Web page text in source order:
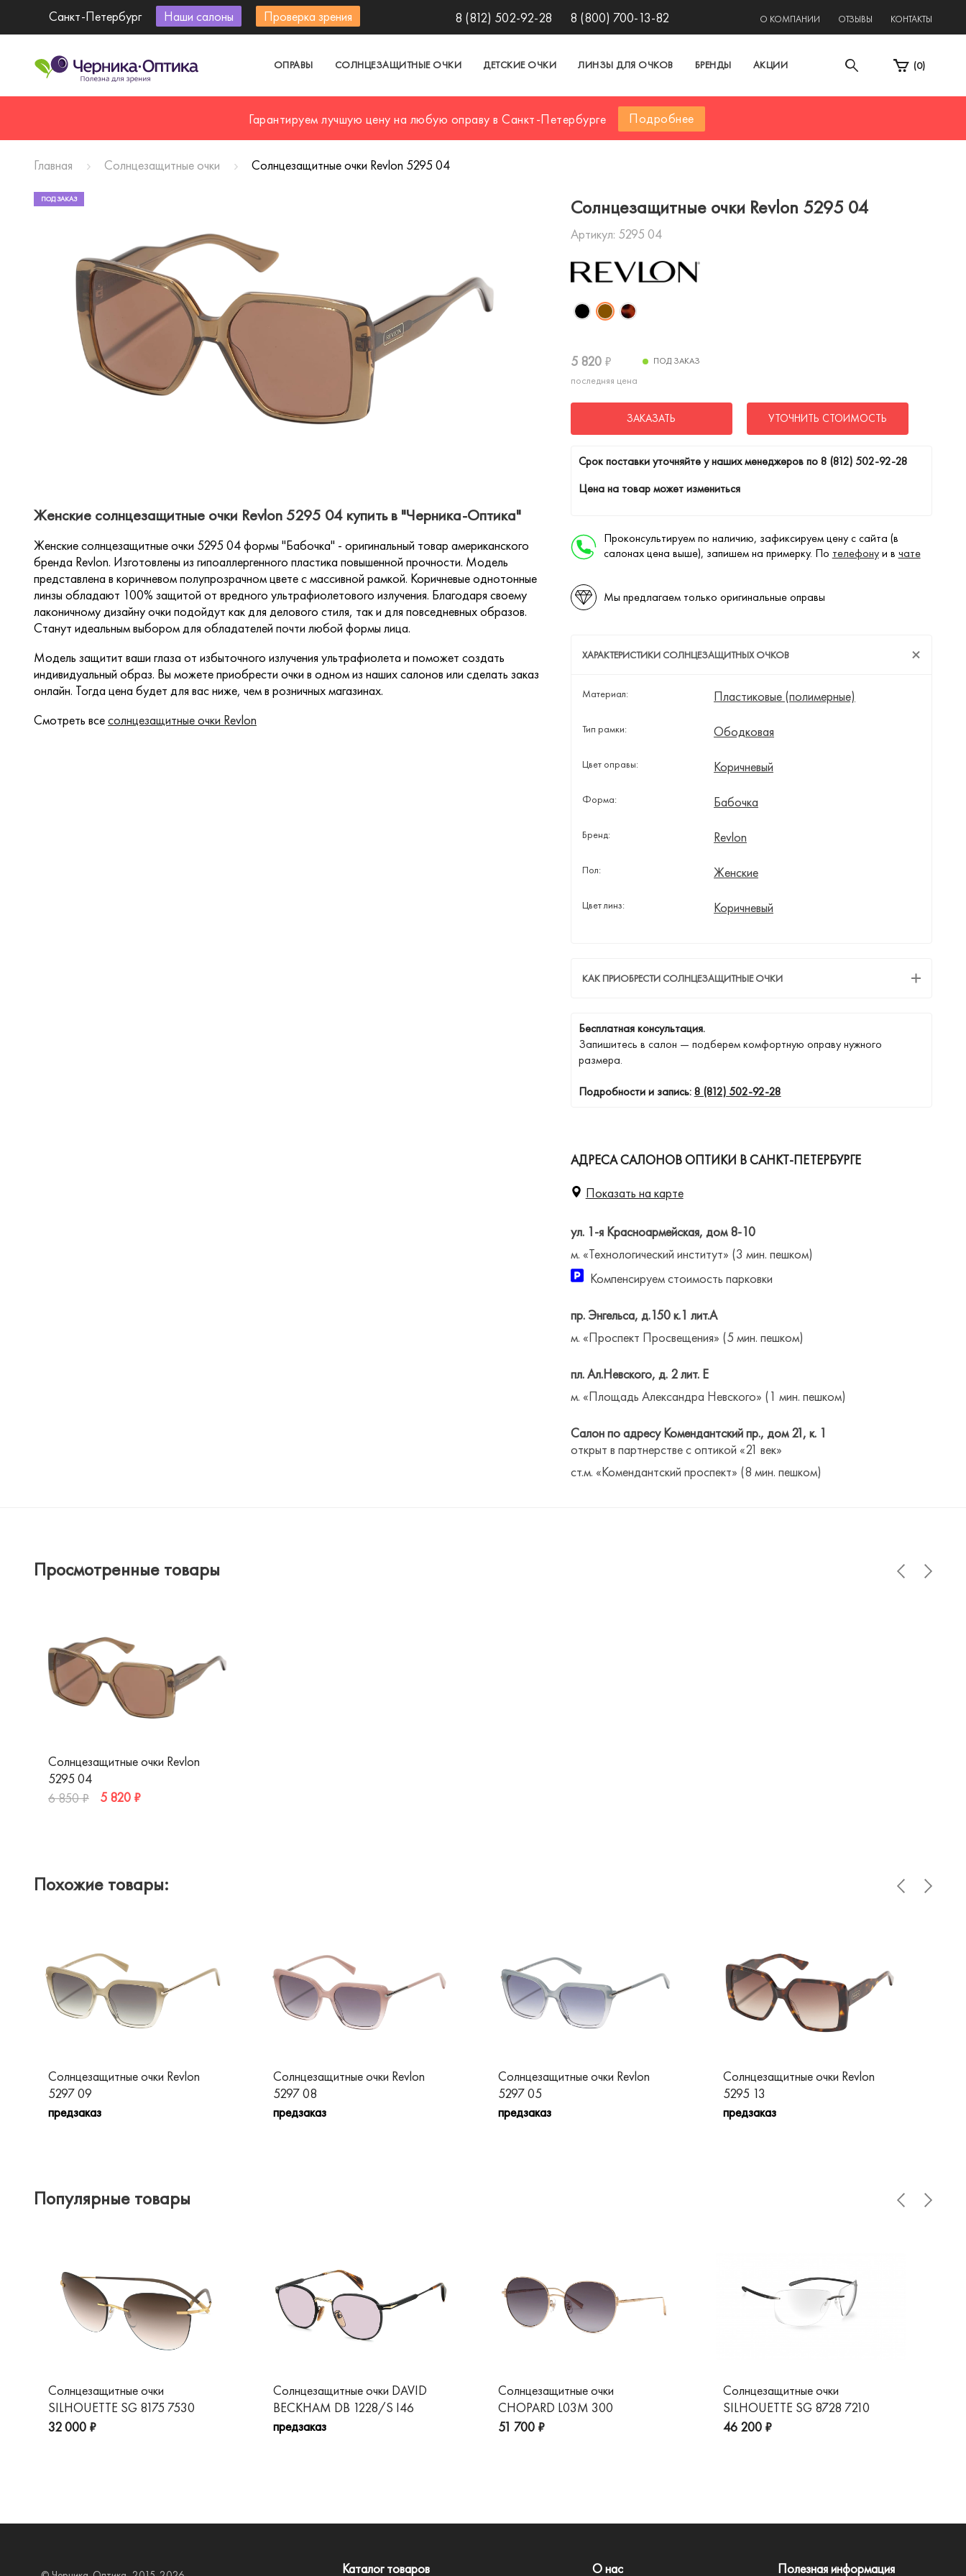
Санкт-Петербург Наши салоны Проверка зрения 8 (812) 502-92-28 8 (800) 700-13-82 О КОМПАНИИ ОТЗЫВЫ КОНТАКТЫ
ОПРАВЫ СОЛНЦЕЗАЩИТНЫЕ ОЧКИ ДЕТСКИЕ ОЧКИ ЛИНЗЫ ДЛЯ ОЧКОВ БРЕНДЫ АКЦИИ (0)
Гарантируем лучшую цену на любую оправу в Санкт-Петербурге Подробнее
Главная Солнцезащитные очки Солнцезащитные очки Revlon 5295 04
Солнцезащитные очки Revlon 5295 04
Артикул: 5295 04
5 820 ₽
последняя цена
ПОД ЗАКАЗ
ЗАКАЗАТЬ УТОЧНИТЬ СТОИМОСТЬ
Cрок поставки уточняйте у наших менеджеров по8 (812) 502-92-28
Цена на товар может измениться
Проконсультируем по наличию, зафиксируем цену с сайта (в
салонах цена выше), запишем на примерку. По телефонуи в чате
Мы предлагаем только оригинальные оправы
ХАРАКТЕРИСТИКИ СОЛНЦЕЗАЩИТНЫХ ОЧКОВ
Материал: Пластиковые (полимерные)
Тип рамки: Ободковая
Цвет оправы: Коричневый
Форма: Бабочка
Бренд: Revlon
Пол: Женские
Цвет линз: Коричневый
КАК ПРИОБРЕСТИ СОЛНЦЕЗАЩИТНЫЕ ОЧКИ
Бесплатная консультация.
Запишитесь в салон — подберем комфортную оправу нужного
размера.
Подробности и запись:8 (812) 502-92-28
АДРЕСА САЛОНОВ ОПТИКИ В САНКТ-ПЕТЕРБУРГЕ
Показать на карте
ул. 1-я Красноармейская, дом 8-10
м. «Технологический институт» (3 мин. пешком)
Компенсируем стоимость парковки
пр. Энгельса, д.150 к.1 лит.А
м. «Проспект Просвещения» (5 мин. пешком)
пл. Ал.Невского, д. 2 лит. Е
м. «Площадь Александра Невского» (1 мин. пешком)
Салон по адресу Комендантский пр., дом 21, к. 1
открыт в партнерстве с оптикой «21 век»
ст.м. «Комендантский проспект» (8 мин. пешком)
ПОД ЗАКАЗ
Женские солнцезащитные очки Revlon 5295 04 купить в "Черника-Оптика"
Женские солнцезащитные очки 5295 04 формы "Бабочка" - оригинальный товар американского
бренда Revlon. Изготовлены из гипоаллергенного пластика повышенной прочности. Модель
представлена в коричневом полупрозрачном цвете с массивной рамкой. Коричневые однотонные
линзы обладают 100% защитой от вредного ультрафиолетового излучения. Благодаря своему
лаконичному дизайну очки подойдут как для делового стиля, так и для повседневных образов.
Станут идеальным выбором для обладателей почти любой формы лица.
Модель защитит ваши глаза от избыточного излучения ультрафиолета и поможет создать
индивидуальный образ. Вы можете приобрести очки в одном из наших салонов или сделать заказ
онлайн. Тогда цена будет для вас ниже, чем в розничных магазинах.
Смотреть всесолнцезащитные очки Revlon
Просмотренные товары
Солнцезащитные очки Revlon
5295 04
6 850 ₽
5 820 ₽
Похожие товары:
Солнцезащитные очки Revlon
5297 09
предзаказ
Солнцезащитные очки Revlon
5297 08
предзаказ
Солнцезащитные очки Revlon
5297 05
предзаказ
Солнцезащитные очки Revlon
5295 13
предзаказ
Популярные товары
Солнцезащитные очки
SILHOUETTE SG 8175 7530
32 000 ₽
Солнцезащитные очки DAVID
BECKHAM DB 1228/S I46
предзаказ
Солнцезащитные очки
CHOPARD L03M 300
51 700 ₽
Солнцезащитные очки
SILHOUETTE SG 8728 7210
46 200 ₽
Каталог товаров О нас Полезная информация